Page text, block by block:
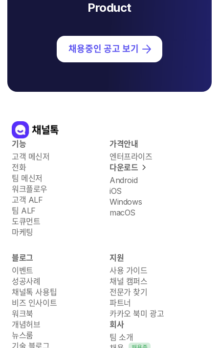
Product
채용중인 공고 보기
기능
고객 메신저
전화
팀 메신저
워크플로우
고객 ALF
팀 ALF
도큐먼트
마케팅
가격안내
엔터프라이즈
다운로드
Android
iOS
Windows
macOS
블로그
이벤트
성공사례
채널톡 사용팁
비즈 인사이트
워크북
개념허브
뉴스룸
지원
사용 가이드
채널 캠퍼스
전문가 찾기
파트너
카카오 북미 광고
회사
팀 소개